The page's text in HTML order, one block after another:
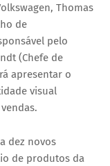
Thomas
de
pelo
(Chefe de
apresentar o
visual
dez novos
de produtos da